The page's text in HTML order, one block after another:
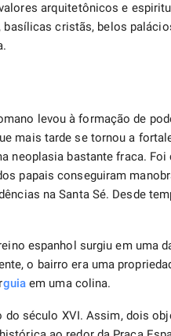
arquitetônicos e
cristãs, belos
levou à formação de
mais tarde se tornou a
neoplasia bastante fraca.
papais conseguiram
na Santa Sé. Desde
espanhol surgiu em uma
o bairro era uma
guiaem uma colina.
do século XVI. Assim, dois